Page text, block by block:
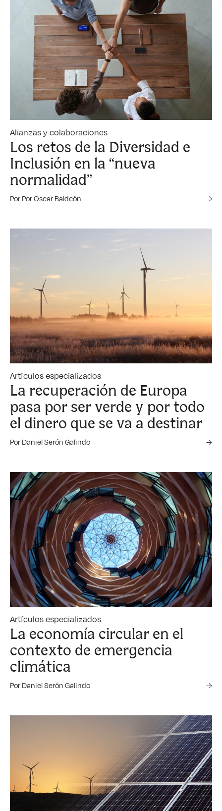
Alianzas y colaboraciones
Los retos de la Diversidad e
Inclusión en la “nueva
normalidad”
Por Por Oscar Baldeón →
Artículos especializados
La recuperación de Europa
pasa por ser verde y por todo
el dinero que se va a destinar
Por Daniel Serón Galindo →
Artículos especializados
La economía circular en el
contexto de emergencia
climática
Por Daniel Serón Galindo →